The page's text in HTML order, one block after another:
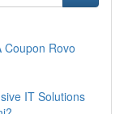
Coupon Rovo
IT Solutions